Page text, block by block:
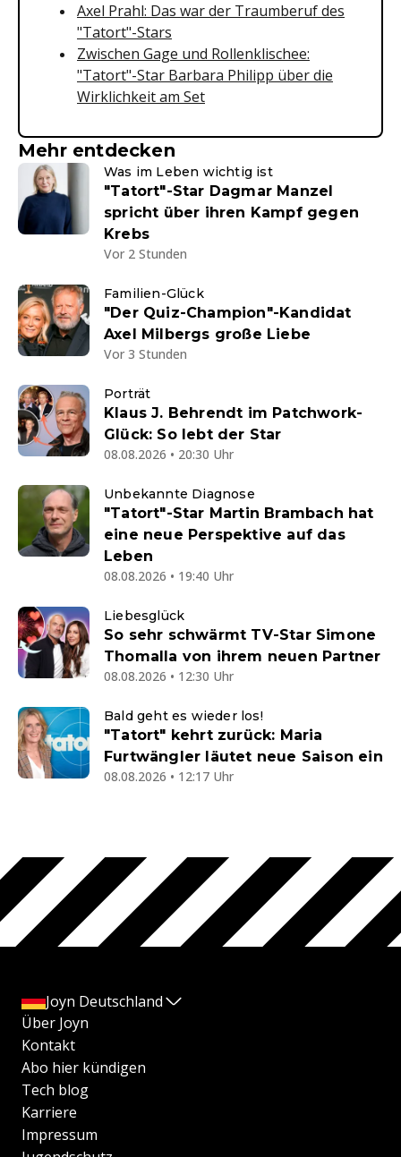
Axel Prahl: Das war der Traumberuf des
"Tatort"-Stars
Zwischen Gage und Rollenklischee:
"Tatort"-Star Barbara Philipp über die
Wirklichkeit am Set
Mehr entdecken
Was im Leben wichtig ist
"Tatort"-Star Dagmar Manzel
spricht über ihren Kampf gegen
Krebs
Vor 2 Stunden
Familien-Glück
"Der Quiz-Champion"-Kandidat
Axel Milbergs große Liebe
Vor 3 Stunden
Porträt
Klaus J. Behrendt im Patchwork-
Glück: So lebt der Star
08.08.2026 • 20:30 Uhr
Unbekannte Diagnose
"Tatort"-Star Martin Brambach hat
eine neue Perspektive auf das
Leben
08.08.2026 • 19:40 Uhr
Liebesglück
So sehr schwärmt TV-Star Simone
Thomalla von ihrem neuen Partner
08.08.2026 • 12:30 Uhr
Bald geht es wieder los!
"Tatort" kehrt zurück: Maria
Furtwängler läutet neue Saison ein
08.08.2026 • 12:17 Uhr
Joyn Deutschland
Über Joyn
Kontakt
Abo hier kündigen
Tech blog
Karriere
Impressum